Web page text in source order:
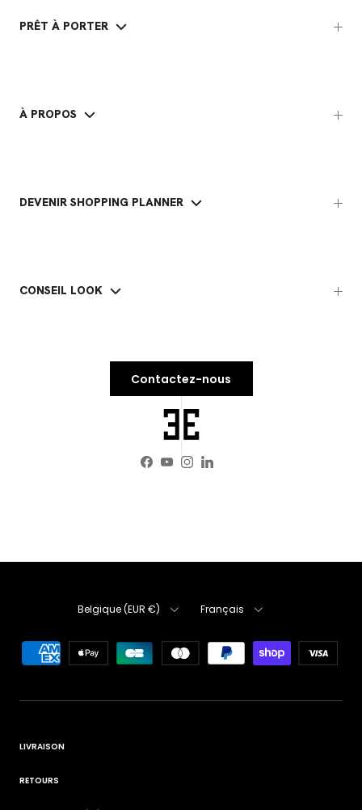
PRÊT À PORTER
À PROPOS
DEVENIR SHOPPING PLANNER
CONSEIL LOOK
Contactez-nous
Facebook
YouTube
Instagram
LinkedIn
Belgique (EUR €) Français
LIVRAISON
RETOURS